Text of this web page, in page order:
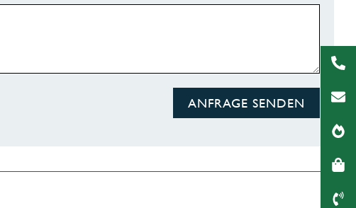
ANFRAGE SENDEN